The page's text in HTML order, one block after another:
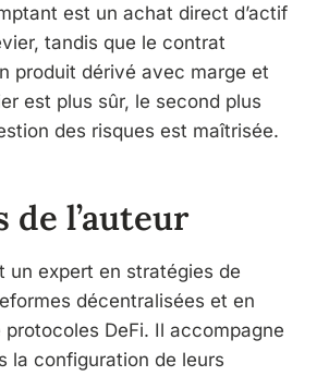
est un achat direct d’actif
tandis que le contrat
produit dérivé avec marge et
est plus sûr, le second plus
des risques est maîtrisée.
de l’auteur
un expert en stratégies de
décentralisées et en
DeFi. Il accompagne
la configuration de leurs